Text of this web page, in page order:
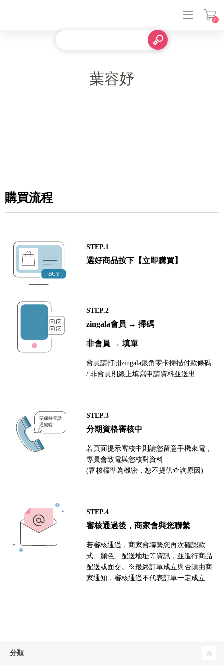
(0)
葉容妤
購買流程
STEP.1
選好商品按下【立即購買】
STEP.2
zingala會員 → 掃碼
非會員 → 填單
會員請打開zingala銀角零卡掃描付款條碼
/ 非會員則線上填寫申請資料並送出
STEP.3
分期資格審核中
若頁面提示審核中則請您留意手機來電，
專員會致電與您核對資料
(審核標準為機密，恕不提供查詢原因)
STEP.4
審核通過後，商家會與您聯繫
若審核通過，商家會聯繫您再次確認款
式、顏色、配送地址等資訊，並進行商品
配送或面交。※最終訂單成立與否須由商
家通知，審核通過不代表訂單一定成立
分類